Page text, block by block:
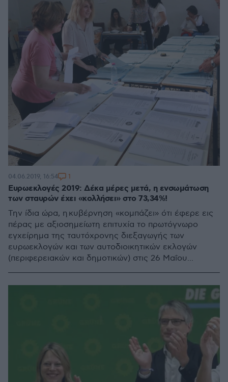
Ευρωεκλογές 2019: Δέκα μέρες μετά, η ενσωμάτωση
των σταυρών έχει «κολλήσει» στο 73,34%!
Την ίδια ώρα, η κυβέρνηση «κομπάζει» ότι έφερε εις
πέρας με αξιοσημείωτη επιτυχία το πρωτόγνωρο
εγχείρημα της ταυτόχρονης διεξαγωγής των
ευρωεκλογών και των αυτοδιοικητικών εκλογών
(περιφερειακών και δημοτικών) στις 26 Μαΐου...
04.06.2019, 16:54 1